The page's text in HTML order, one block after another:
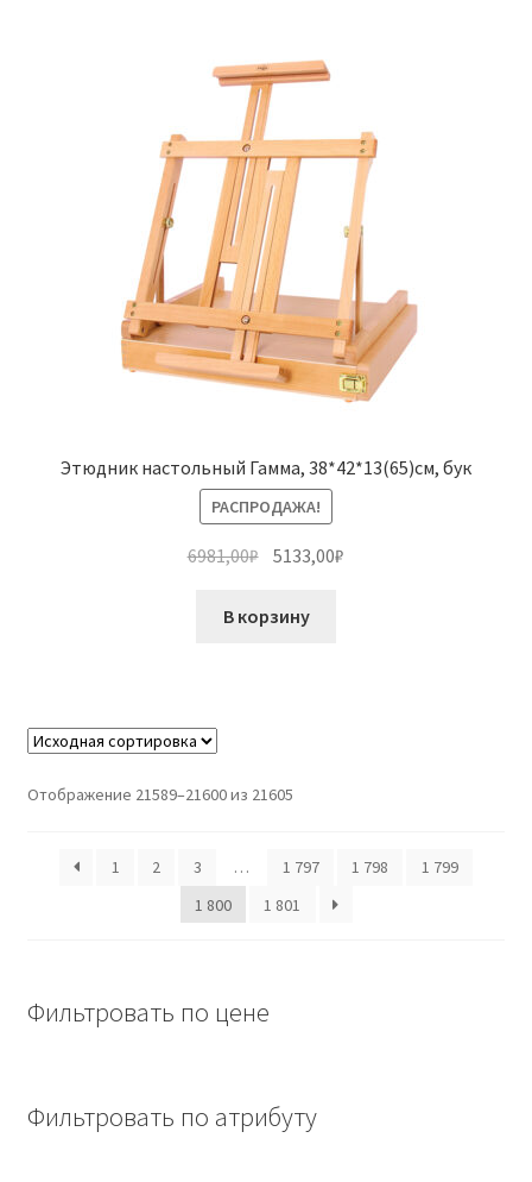
Этюдник настольный Гамма, 38*42*13(65)см, бук
РАСПРОДАЖА!
6981,00₽ Первоначальная
составляла
5133,00₽
В корзину
Отображение 21589–21600 из 21605
1 2 3 … 1 797 1 798
1 799
1 800
1 801
Фильтровать по цене
Фильтровать по атрибуту